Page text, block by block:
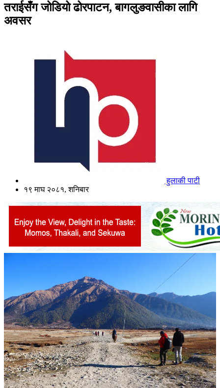
तराईसँग जोडियो ढोरपाटन, बागलुङवासीका लागि
अवसर
हुलाकी पाटी
१९ माघ २०८१, शनिबार